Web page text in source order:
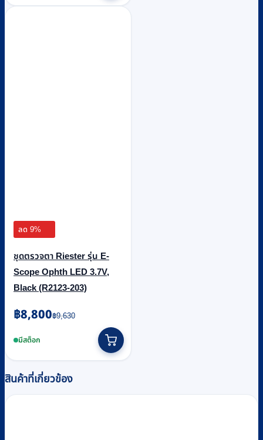
ลด 9%
ชุดตรวจตา Riester รุ่น E-
Scope Ophth LED 3.7V,
Black (R2123-203)
฿9,630
Original
price
was:
฿8,800
Current
price
is:มีสต็อก
สินค้าที่เกี่ยวข้อง